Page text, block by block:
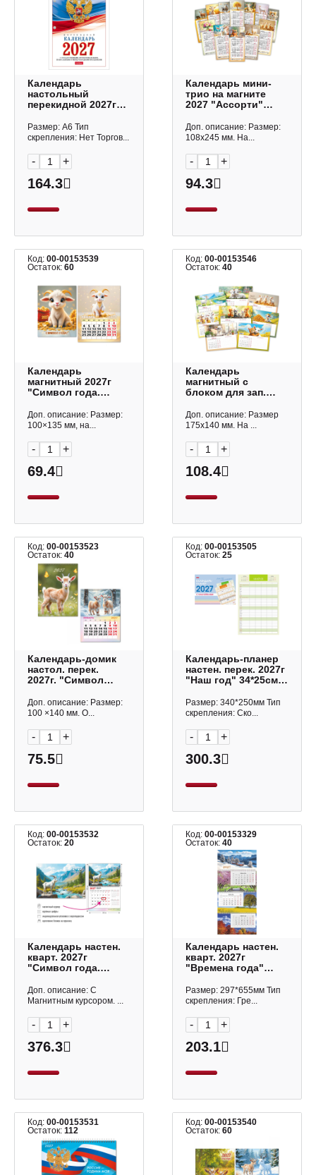
Календарь
настольный
перекидной 2027г
офсет, 2кр.
160Кп6_11520 Hatber
Размер: А6 Тип
скрепления: Нет Торгов...
- +
164.3
Календарь мини-
трио на магните
2027 "Ассорти"
Квадра
Доп. описание: Размер:
108х245 мм. На...
- +
94.3
Код: 00-00153539
Остаток: 60
Календарь
магнитный 2027г
"Символ года.
100*135мм 10329
Квадра
Доп. описание: Размер:
100×135 мм, на...
- +
69.4
Код:00-00153546
Остаток:40
Календарь
магнитный с
блоком для зап.
175*140мм 10234
Квадра
Доп. описание: Размер
175х140 мм. На ...
- +
108.4
Код: 00-00153523
Остаток: 40
Календарь-домик
настол. перек.
2027г. "Символ
100*140мм 10079
Квадра
Доп. описание: Размер:
100 ×140 мм. О...
- +
75.5
Код:00-00153505
Остаток:25
Календарь-планер
настен. перек. 2027г
"Наш год" 34*25см,
12Кнпн3_34726
Hatber
Размер: 340*250мм Тип
скрепления: Ско...
- +
300.3
Код: 00-00153532
Остаток: 20
Календарь настен.
кварт. 2027г
"Символ года.
магнит.бегун. 10393
Квадра
Доп. описание: С
Магнитным курсором. ...
- +
376.3
Код:00-00153329
Остаток:40
Календарь настен.
кварт. 2027г
"Времена года"
3Кв3гр3ц_29935
Hatber
Размер: 297*655мм Тип
скрепления: Гре...
- +
203.1
Код: 00-00153531
Остаток: 112
Код:00-00153540
Остаток:60